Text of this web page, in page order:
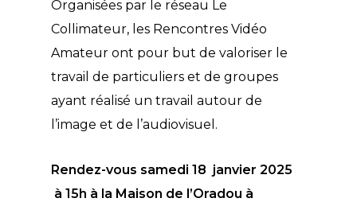
Organisées par le réseau Le
Collimateur, les Rencontres Vidéo
Amateur ont pour but de valoriser le
travail de particuliers et de groupes
ayant réalisé un travail autour de
l’image et de l’audiovisuel.
Rendez-vous samedi 18 janvier 2025
à 15h à la Maison de l’Oradou à